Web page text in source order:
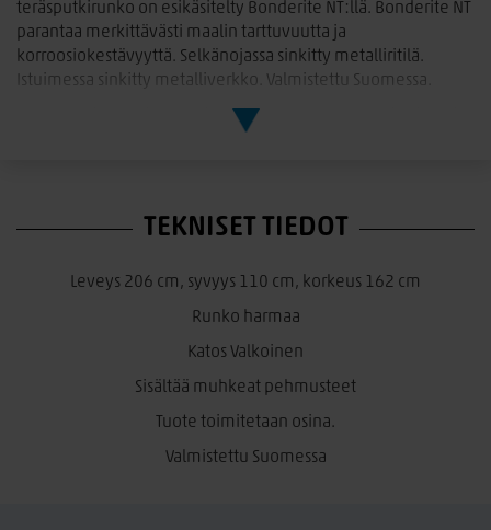
teräsputkirunko on esikäsitelty Bonderite NT:llä. Bonderite NT
parantaa merkittävästi maalin tarttuvuutta ja
korroosiokestävyyttä. Selkänojassa sinkitty metalliritilä.
Istuimessa sinkitty metalliverkko. Valmistettu Suomessa.
Pehmusteiden mitat: Istuinpatja 160 x 50 cm, selkänojapatja
TEKNISET TIEDOT
Leveys 206 cm, syvyys 110 cm, korkeus 162 cm
Runko harmaa
Katos Valkoinen
Sisältää muhkeat pehmusteet
Tuote toimitetaan osina.
Valmistettu Suomessa